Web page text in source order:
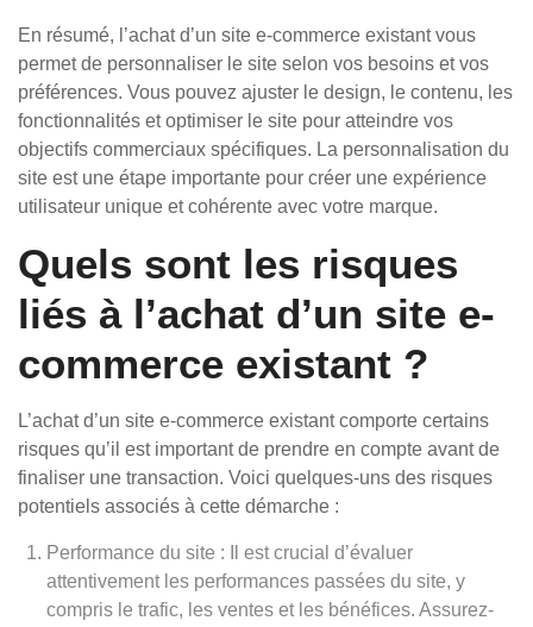
En résumé, l’achat d’un site e-commerce existant vous
permet de personnaliser le site selon vos besoins et vos
préférences. Vous pouvez ajuster le design, le contenu, les
fonctionnalités et optimiser le site pour atteindre vos
objectifs commerciaux spécifiques. La personnalisation du
site est une étape importante pour créer une expérience
utilisateur unique et cohérente avec votre marque.
Quels sont les risques
liés à l’achat d’un site e-
commerce existant ?
L’achat d’un site e-commerce existant comporte certains
risques qu’il est important de prendre en compte avant de
finaliser une transaction. Voici quelques-uns des risques
potentiels associés à cette démarche :
Performance du site : Il est crucial d’évaluer
attentivement les performances passées du site, y
compris le trafic, les ventes et les bénéfices. Assurez-